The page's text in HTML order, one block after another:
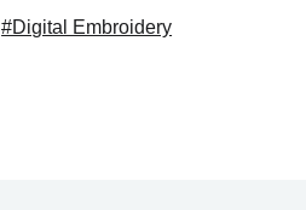
#Digital Embroidery